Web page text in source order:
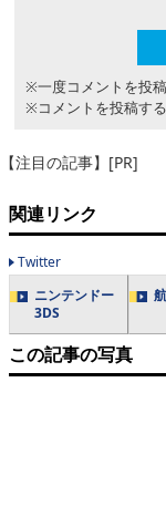
※一度コメントを投
※コメントを投稿す
【注目の記事】[PR]
関連リンク
Twitter
ニンテンドー
3DS
この記事の写真